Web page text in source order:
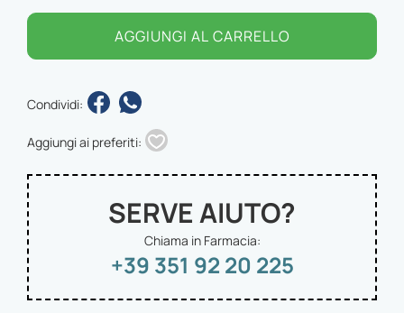
AGGIUNGI AL CARRELLO
Condividi:
Aggiungi ai preferiti:
SERVE AIUTO?
Chiama in Farmacia:
+39 351 92 20 225